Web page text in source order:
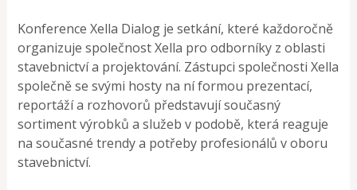
Konference Xella Dialog je setkání, které každoročně
organizuje společnost Xella pro odborníky z oblasti
stavebnictví a projektování. Zástupci společnosti Xella
společně se svými hosty na ní formou prezentací,
reportáží a rozhovorů představují současný
sortiment výrobků a služeb v podobě, která reaguje
na současné trendy a potřeby profesionálů v oboru
stavebnictví.